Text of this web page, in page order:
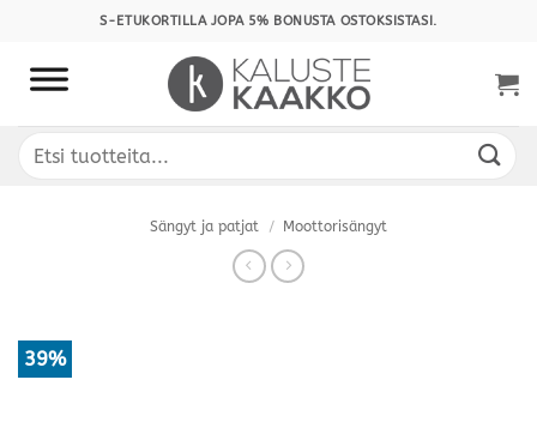
content
S-ETUKORTILLA JOPA 5% BONUSTA OSTOKSISTASI.
Etsi:
Sängyt ja patjat / Moottorisängyt
39%